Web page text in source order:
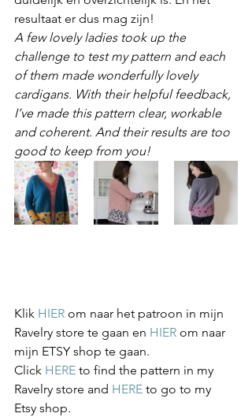
resultaat er dus mag zijn!
A few lovely ladies took up the
challenge to test my pattern and each
of them made wonderfully lovely
cardigans. With their helpful feedback,
I’ve made this pattern clear, workable
and coherent. And their results are too
good to keep from you!
Klik HIER om naar het patroon in mijn
Ravelry store te gaan en HIER om naar
mijn ETSY shop te gaan.
Click HERE to find the pattern in my
Ravelry store and HERE to go to my
Etsy shop.